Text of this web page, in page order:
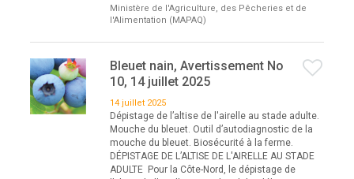
Ministère de l'Agriculture, des Pêcheries et de
l'Alimentation (MAPAQ)
Bleuet nain, Avertissement No
10, 14 juillet 2025
14 juillet 2025
Dépistage de l’altise de l'airelle au stade adulte.
Mouche du bleuet. Outil d’autodiagnostic de la
mouche du bleuet. Biosécurité à la ferme.
DÉPISTAGE DE L’ALTISE DE L'AIRELLE AU STADE
ADULTE Pour la Côte-Nord, le dépistage de